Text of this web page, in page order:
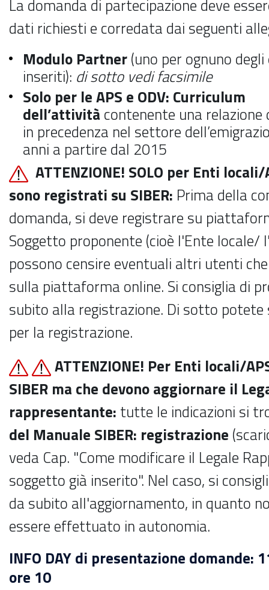
La domanda di partecipazione deve
dati richiesti e corredata dai seguenti
Modulo Partner(uno per ognuno
inseriti): di sotto vedi facsimile
Solo per le APS e ODV: Curriculum
dell’attività contenente una
in precedenza nel settore
anni a partire dal 2015
ATTENZIONE! SOLO per Enti
sono registrati su SIBER: Prima della
domanda, si deve registrare su
Soggetto proponente (cioè l'Ente locale/
possono censire eventuali altri utenti
sulla piattaforma online. Si consiglia di
subito alla registrazione. Di sotto potete
per la registrazione.
ATTENZIONE! Per Enti locali/
SIBER ma che devono aggiornare il
rappresentante: tutte le indicazioni si
del Manuale SIBER: registrazione
veda Cap. "Come modificare il Legale
soggetto già inserito". Nel caso, si
da subito all'aggiornamento, in quanto
essere effettuato in autonomia.
INFO DAY di presentazione domande:
ore 10